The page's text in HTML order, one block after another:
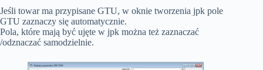
Jeśli towar ma przypisane GTU, w oknie tworzenia jpk pole
GTU zaznaczy się automatycznie.
Pola, które mają być ujęte w jpk można też zaznaczać
/odznaczać samodzielnie.